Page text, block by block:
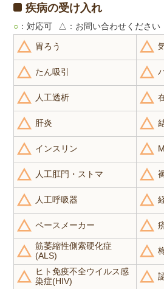
疾病の受け入れ
○ ：対応可 △ ：お問い合わせください
胃ろう
たん吸引
人工透析
肝炎
インスリン
人工肛門・ストマ
人工呼吸器
ペースメーカー
筋萎縮性側索硬化症
(ALS)
ヒト免疫不全ウイルス感
染症(HIV)